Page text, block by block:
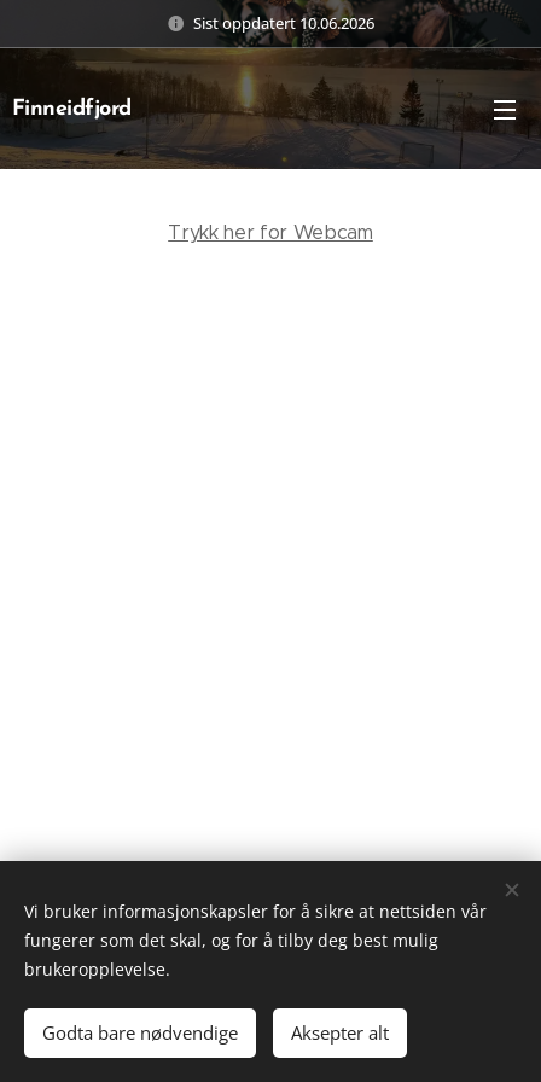
Sist oppdatert 10.06.2026
Finneidfjord
Trykk her for Webcam
© 2022 Worlds Collide. Alle rettigheter forbeholdt.
Informasjonskapsler
Vi bruker informasjonskapsler for å sikre at nettsiden vår
fungerer som det skal, og for å tilby deg best mulig
brukeropplevelse.
Godta bare nødvendige Aksepter alt